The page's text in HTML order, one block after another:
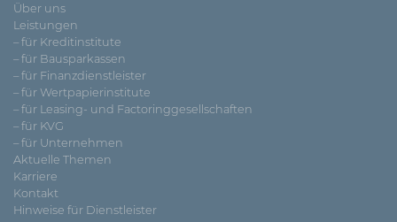
Über uns
Leistungen
– für Kreditinstitute
– für Bausparkassen
– für Finanzdienstleister
– für Wertpapierinstitute
– für Leasing- und Factoringgesellschaften
– für KVG
– für Unternehmen
Aktuelle Themen
Karriere
Kontakt
Hinweise für Dienstleister